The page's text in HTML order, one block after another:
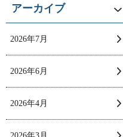
アーカイブ
2026年7月
2026年6月
2026年4月